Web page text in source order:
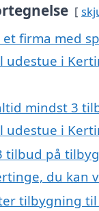
et firma med
udestue i
mindst 3
i
tilbud på
du kan
tilbygning